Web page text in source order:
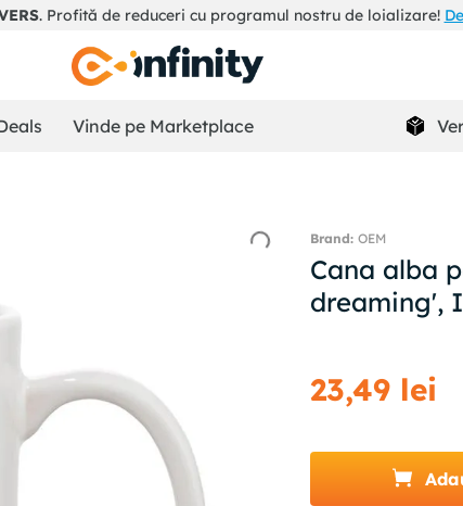
. Profită de reduceri cu programul nostru de loializare!
Vinde pe Marketplace
OEM
Cana alba
dreaming',
23,49 lei